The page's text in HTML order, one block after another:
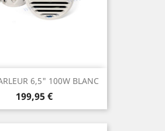
6,5" 100W BLANC
Prix
199,95 €